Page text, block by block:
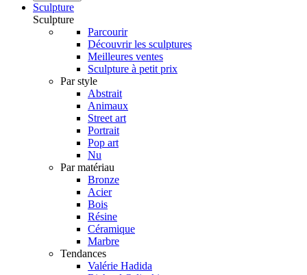
Sculpture
Sculpture
Parcourir
Découvrir les sculptures
Meilleures ventes
Sculpture à petit prix
Par style
Abstrait
Animaux
Street art
Portrait
Pop art
Nu
Par matériau
Bronze
Acier
Bois
Résine
Céramique
Marbre
Tendances
Valérie Hadida